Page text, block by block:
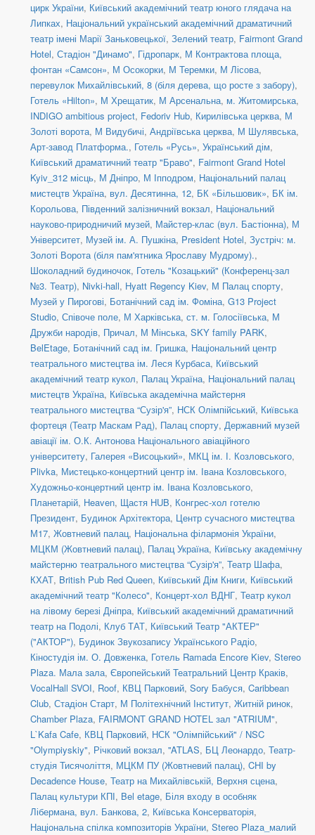
цирк України, Київський академічний театр юного глядача на
Липках, Національний український академічний драматичний
театр імені Марії Заньковецької, Зелений театр, Fairmont Grand
Hotel, Стадіон "Динамо", Гідропарк, М Контрактова площа,
фонтан «Самсон», М Осокорки, М Теремки, М Лісова,
перевулок Михайлівський, 8 (біля дерева, що росте з забору),
Готель «Hilton», М Хрещатик, М Арсенальна, м. Житомирська,
INDIGO ambitious project, Fedoriv Hub, Кирилівська церква, М
Золоті ворота, М Видубичі, Андріївська церква, М Шулявська,
Арт-завод Платформа., Готель «Русь», Український дім,
Київський драматичний театр "Браво", Fairmont Grand Hotel
Kyiv_312 місць, М Дніпро, М Іпподром, Національний палац
мистецтв Україна, вул. Десятинна, 12, БК «Більшовик», БК ім.
Корольова, Південний залізничний вокзал, Національний
науково-природничий музей, Майстер-клас (вул. Бастіонна), М
Університет, Музей ім. А. Пушкіна, President Hotel, Зустріч: м.
Золоті Ворота (біля пам'ятника Ярославу Мудрому).,
Шоколадний будиночок, Готель "Козацький" (Конференц-зал
№3. Театр), Nivki-hall, Hyatt Regency Kiev, М Палац спорту,
Музей у Пирогові, Ботанічний сад ім. Фоміна, G13 Project
Studio, Співоче поле, М Харківська, ст. м. Голосіївська, М
Дружби народів, Причал, М Мінська, SKY family PARK,
BelEtage, Ботанічний сад ім. Гришка, Національний центр
театрального мистецтва ім. Леся Курбаса, Київський
академічний театр кукол, Палац Україна, Національний палац
мистецтв Україна, Київська академічна майстерня
театрального мистецтва “Сузір'я”, НСК Олімпійський, Київська
фортеця (Театр Маскам Рад), Палац спорту, Державний музей
авіації ім. О.К. Антонова Національного авіаційного
університету, Галерея «Висоцький», МКЦ ім. І. Козловського,
Plivka, Мистецько-концертний центр ім. Івана Козловського,
Художньо-концертний центр ім. Івана Козловського,
Планетарій, Heaven, Щастя HUB, Конгрес-хол готелю
Президент, Будинок Архітектора, Центр сучасного мистецтва
М17, Жовтневий палац, Національна філармонія України,
МЦКМ (Жовтневий палац), Палац Україна, Київську академічну
майстерню театрального мистецтва “Сузір'я”, Театр Шафа,
КХАТ, British Pub Red Queen, Київський Дім Книги, Київський
академічний театр "Колесо", Концерт-хол ВДНГ, Театр кукол
на лівому березі Дніпра, Київський академічний драматичний
театр на Подолі, Клуб ТАТ, Київський Театр "АКТЕР"
("АКТОР"), Будинок Звукозапису Українського Радіо,
Кіностудія ім. О. Довженка, Готель Ramada Encore Kiev, Stereo
Plaza. Мала зала, Європейський Театральний Центр Краків,
VocalHall SVOI, Roof, КВЦ Парковий, Sory Бабуся, Caribbean
Club, Стадіон Старт, М Політехнічний Інститут, Житній ринок,
Chamber Plaza, FAIRMONT GRAND HOTEL зал "ATRIUM",
L`Kafa Cafe, КВЦ Парковий, НСК "Олімпійський" / NSC
"Olympiyskiy", Річковий вокзал, ''ATLAS, БЦ Леонардо, Театр-
студія Тисячоліття, МЦКМ ПУ (Жовтневий палац), CHI by
Decadence House, Театр на Михайлівській, Верхня сцена,
Палац культури КПІ, Bel etage, Біля входу в особняк
Лібермана, вул. Банкова, 2, Київська Консерваторія,
Національна спілка композиторів України, Stereo Plaza_малий